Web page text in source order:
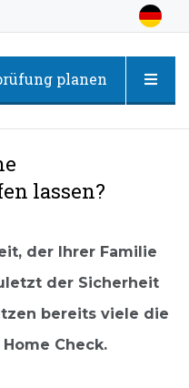
planen
lassen?
der Ihrer Familie
der Sicherheit
bereits viele die
Check.